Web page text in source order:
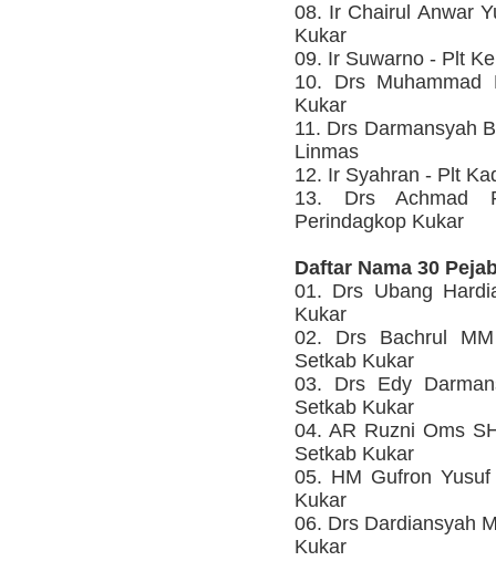
08. Ir Chairul Anwar
Kukar
09. Ir Suwarno - Plt
10. Drs Muhammad
Kukar
11. Drs Darmansyah
Linmas
12. Ir Syahran - Plt
13. Drs Achmad
Perindagkop Kukar
Daftar Nama 30
01. Drs Ubang
Kukar
02. Drs Bachrul
Setkab Kukar
03. Drs Edy
Setkab Kukar
04. AR Ruzni Oms
Setkab Kukar
05. HM Gufron
Kukar
06. Drs Dardiansyah
Kukar